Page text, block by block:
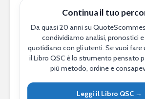
Continua il tuo
Da quasi 20 anni su
condividiamo analisi, pronostici
quotidiano con gli utenti. Se vuoi fare
il Libro QSC è lo strumento pensato
più metodo, ordine e
Leggi il Libro QSC →